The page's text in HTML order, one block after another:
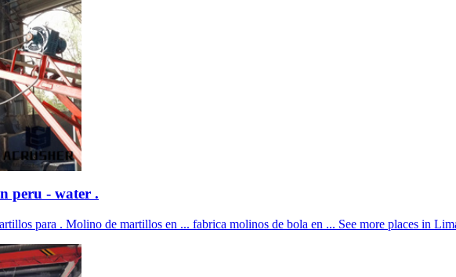
peru - water .
para . Molino de martillos en ... fabrica molinos de bola en ... See more places in